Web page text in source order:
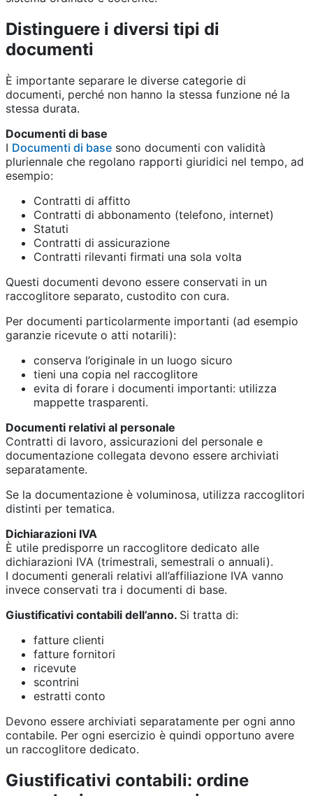
Distinguere i diversi tipi di
documenti
È importante separare le diverse categorie di
documenti, perché non hanno la stessa funzione né la
stessa durata.
Documenti di base
I Documenti di base sono documenti con validità
pluriennale che regolano rapporti giuridici nel tempo, ad
esempio:
Contratti di affitto
Contratti di abbonamento (telefono, internet)
Statuti
Contratti di assicurazione
Contratti rilevanti firmati una sola volta
Questi documenti devono essere conservati in un
raccoglitore separato, custodito con cura.
Per documenti particolarmente importanti (ad esempio
garanzie ricevute o atti notarili):
conserva l’originale in un luogo sicuro
tieni una copia nel raccoglitore
evita di forare i documenti importanti: utilizza
mappette trasparenti.
Documenti relativi al personale
Contratti di lavoro, assicurazioni del personale e
documentazione collegata devono essere archiviati
separatamente.
Se la documentazione è voluminosa, utilizza raccoglitori
distinti per tematica.
Dichiarazioni IVA
È utile predisporre un raccoglitore dedicato alle
dichiarazioni IVA (trimestrali, semestrali o annuali).
I documenti generali relativi all’affiliazione IVA vanno
invece conservati tra i documenti di base.
Giustificativi contabili dell’anno. Si tratta di:
fatture clienti
fatture fornitori
ricevute
scontrini
estratti conto
Devono essere archiviati separatamente per ogni anno
contabile. Per ogni esercizio è quindi opportuno avere
un raccoglitore dedicato.
Giustificativi contabili: ordine